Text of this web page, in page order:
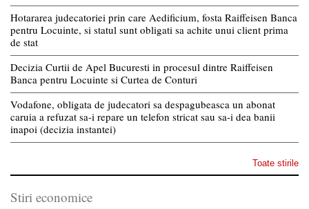
Hotararea judecatoriei prin care Aedificium, fosta Raiffeisen Banca
pentru Locuinte, si statul sunt obligati sa achite unui client prima
de stat
Decizia Curtii de Apel Bucuresti in procesul dintre Raiffeisen
Banca pentru Locuinte si Curtea de Conturi
Vodafone, obligata de judecatori sa despagubeasca un abonat
caruia a refuzat sa-i repare un telefon stricat sau sa-i dea banii
inapoi (decizia instantei)
Toate stirile
Stiri economice